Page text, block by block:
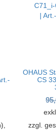
Preis war:
Preis ist:
OHAUS
CS
zzgl.